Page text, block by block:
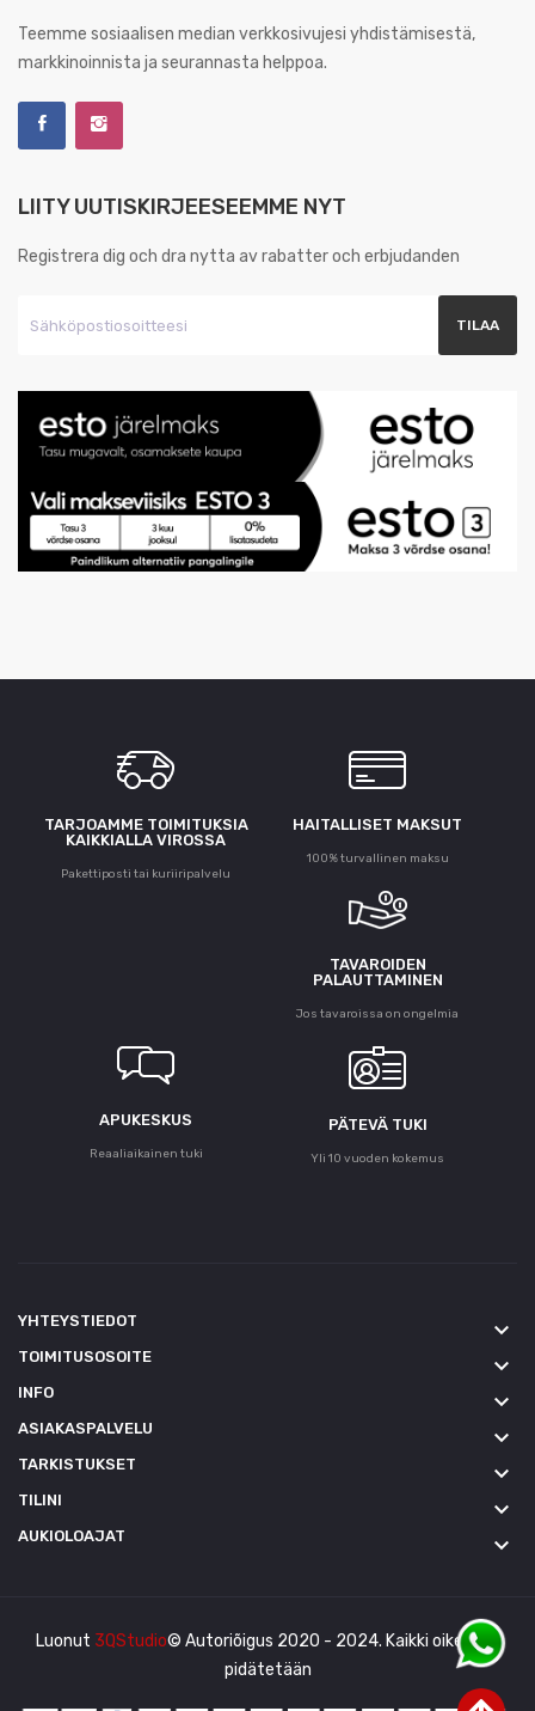
Teemme sosiaalisen median verkkosivujesi yhdistämisestä,
markkinoinnista ja seurannasta helppoa.
LIITY UUTISKIRJEESEEMME NYT
Registrera dig och dra nytta av rabatter och erbjudanden
TARJOAMME TOIMITUKSIA
KAIKKIALLA VIROSSA
Pakettiposti tai kuriiripalvelu
HAITALLISET MAKSUT
100% turvallinen maksu
TAVAROIDEN
PALAUTTAMINEN
Jos tavaroissa on ongelmia
APUKESKUS
Reaaliaikainen tuki
PÄTEVÄ TUKI
Yli 10 vuoden kokemus
YHTEYSTIEDOT keyboard_arrow_down
TOIMITUSOSOITE keyboard_arrow_down
INFO keyboard_arrow_down
ASIAKASPALVELU keyboard_arrow_down
TARKISTUKSET keyboard_arrow_down
TILINI keyboard_arrow_down
AUKIOLOAJAT keyboard_arrow_down
Luonut 3QStudio© Autoriõigus 2020 - 2024. Kaikki oikeudet
pidätetään